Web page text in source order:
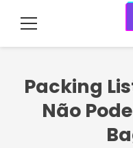
paraMenu
Packing
Não